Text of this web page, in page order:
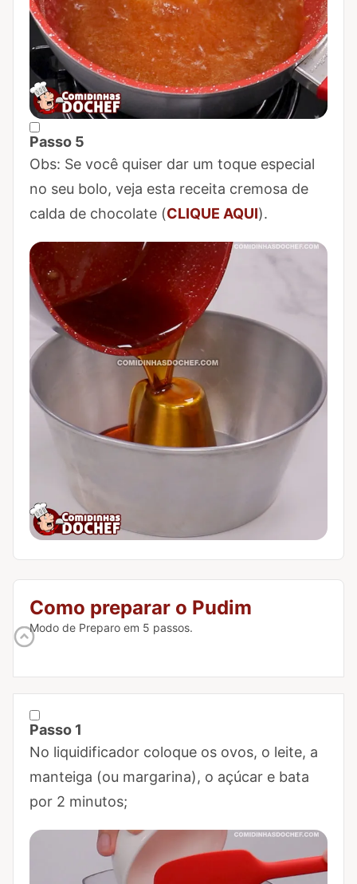
Passo 5
Marcar Passo 5 como concluído
Obs: Se você quiser dar um toque especial
no seu bolo, veja esta receita cremosa de
calda de chocolate (CLIQUE AQUI).
Como preparar o Pudim
Modo de Preparo em 5 passos.
Passo 1
Marcar Passo 1 como concluído
No liquidificador coloque os ovos, o leite, a
manteiga (ou margarina), o açúcar e bata
por 2 minutos;